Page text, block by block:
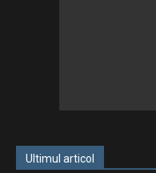
Ultimul articol